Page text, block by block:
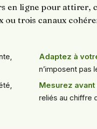
en ligne pour attirer,
ou trois canaux
Adaptez à
n’imposent pas
Mesurez
reliés au chiffre